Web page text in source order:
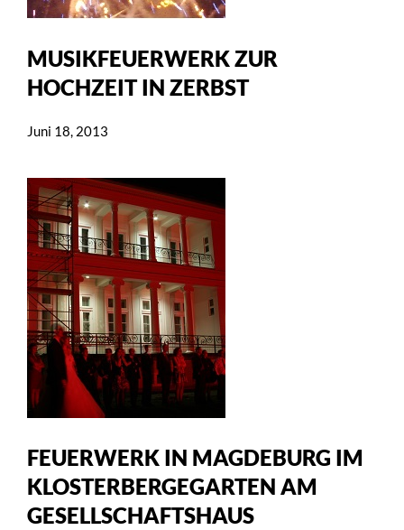
MUSIKFEUERWERK ZUR
HOCHZEIT IN ZERBST
Juni 18, 2013
FEUERWERK IN MAGDEBURG IM
KLOSTERBERGEGARTEN AM
GESELLSCHAFTSHAUS